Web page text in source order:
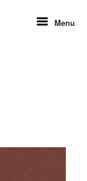
Menu